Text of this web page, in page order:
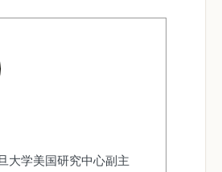
大学美国研究中心副主